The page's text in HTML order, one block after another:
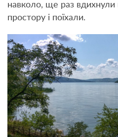
навколо, ще раз
простору і поїхали.